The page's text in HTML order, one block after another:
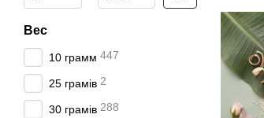
Вес
10 грамм 447
25 грамів 2
30 грамів 288